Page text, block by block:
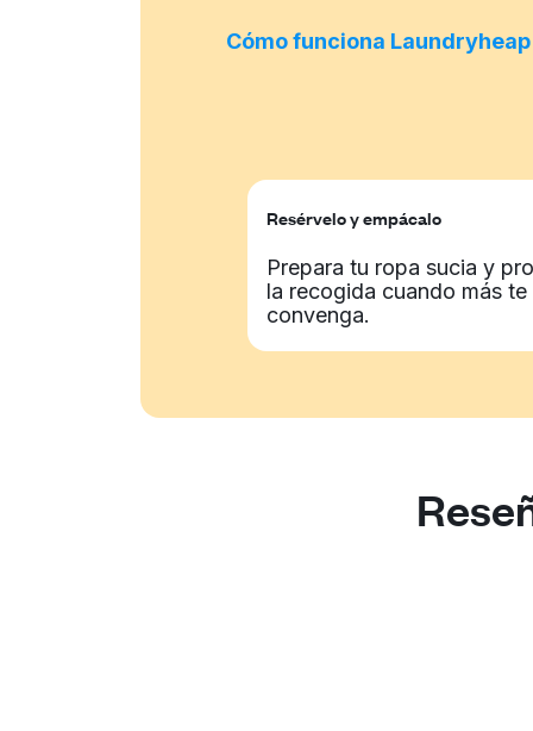
Cómo funciona Laundryheap
Resérvelo y empácalo
Prepara tu ropa sucia y
la recogida cuando más te
convenga.